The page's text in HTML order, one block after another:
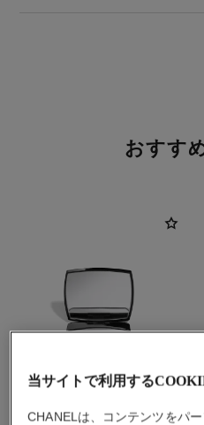
おすす
当サイトで利用する
CHANELは、コンテンツをパ